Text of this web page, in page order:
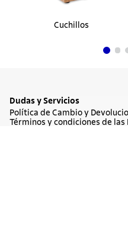
Cuchillos
Dudas y Servicios
Política de Cambio y
Términos y condiciones de las